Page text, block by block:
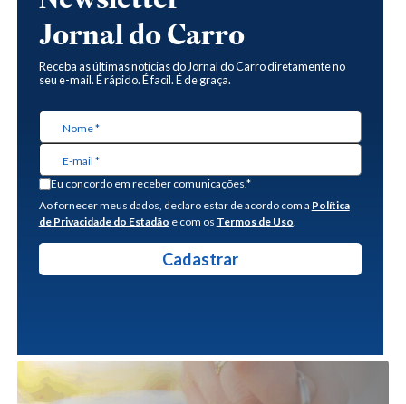
Jornal do Carro
Receba as últimas notícias do Jornal do Carro diretamente no
seu e-mail. É rápido. É facil. É de graça.
Eu concordo em receber comunicações.*
Ao fornecer meus dados, declaro estar de acordo com a Política
de Privacidade do Estadão e com os Termos de Uso.